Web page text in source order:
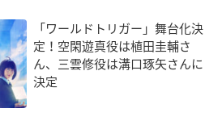
した商品も会場にて発売予定で
て発表予定！#ワールドトリガー#ワ
アムpic.twitter.com/T3Ocd3FpCf
ガー 界境防衛機関 ボーダー ミュ
「ワールドトリガー」舞台化決
定！空閑遊真役は植田圭輔さ
ん、三雲修役は溝口琢矢さんに
決定